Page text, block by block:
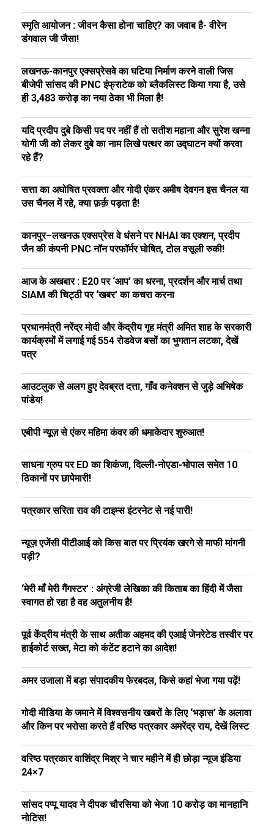
स्मृति आयोजन : जीवन कैसा होना चाहिए? का जवाब है- वीरेन
डंगवाल जी जैसा!
लखनऊ-कानपुर एक्सप्रेसवे का घटिया निर्माण करने वाली जिस
बीजेपी सांसद की PNC इंफ्राटेक को ब्लैकलिस्ट किया गया है, उसे
ही ₹3,483 करोड़ का नया ठेका भी मिला है!
यदि प्रदीप दुबे किसी पद पर नहीं हैं तो सतीश महाना और सुरेश खन्ना
योगी जी को लेकर दुबे का नाम लिखे पत्थर का उद्घाटन क्यों करवा
रहे हैं?
सत्ता का अघोषित प्रवक्ता और गोदी एंकर अमीष देवगन इस चैनल या
उस चैनल में रहे, क्या फ़र्क़ पड़ता है!
कानपुर–लखनऊ एक्सप्रेस वे धंसने पर NHAI का एक्शन, प्रदीप
जैन की कंपनी PNC नॉन परफॉर्मर घोषित, टोल वसूली रुकी!
आज के अखबार : E20 पर ‘आप’ का धरना, प्रदर्शन और मार्च तथा
SIAM की चिट्ठी पर ‘खबर’ का कचरा करना
प्रधानमंत्री नरेंद्र मोदी और केंद्रीय गृह मंत्री अमित शाह के सरकारी
कार्यक्रमों में लगाई गई 554 रोडवेज बसों का भुगतान लटका, देखें
पत्र
आउटलुक से अलग हुए देवब्रत दत्ता, गाँव कनेक्शन से जुड़े अभिषेक
पांडेय!
एबीपी न्यूज़ से एंकर महिमा कंवर की धमाकेदार शुरुआत!
साधना ग्रुप पर ED का शिकंजा, दिल्ली-नोएडा-भोपाल समेत 10
ठिकानों पर छापेमारी!
पत्रकार सरिता राव की टाइम्स इंटरनेट से नई पारी!
न्यूज़ एजेंसी पीटीआई को किस बात पर प्रियंक खरगे से माफी मांगनी
पड़ी?
‘मेरी माँ मेरी गैंगस्टर’ : अंग्रेजी लेखिका की किताब का हिंदी में जैसा
स्वागत हो रहा है वह अतुलनीय है!
पूर्व केंद्रीय मंत्री के साथ अतीक अहमद की एआई जेनरेटेड तस्वीर पर
हाईकोर्ट सख्त, मेटा को कंटेंट हटाने का आदेश!
अमर उजाला में बड़ा संपादकीय फेरबदल, किसे कहां भेजा गया पढ़ें!
गोदी मीडिया के जमाने में विश्वसनीय खबरों के लिए ‘भड़ास’ के अलावा
और किन पर भरोसा करते हैं वरिष्ठ पत्रकार अमरेंद्र राय, देखें लिस्ट
वरिष्ठ पत्रकार वाशिंद्र मिश्र ने चार महीने में ही छोड़ा न्यूज इंडिया
24×7
सांसद पप्पू यादव ने दीपक चौरसिया को भेजा ₹10 करोड़ का मानहानि
नोटिस!